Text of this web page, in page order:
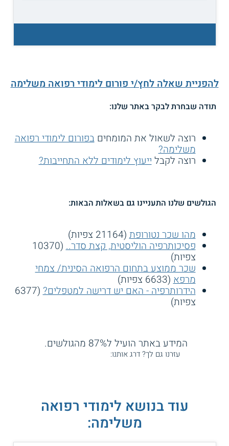
להפניית שאלה לחץ/י פורום לימודי רפואה משלימה
תודה שבחרת לבקר באתר שלנו:
רוצה לשאול את המומחיםבפורום לימודי רפואה
משלימה?
רוצה לקבלייעוץ לימודים ללא התחייבות?
הגולשים שלנו התעניינו גם בשאלות הבאות:
מהו שכר נטורופת(21164 צפיות)
פסיכותרפיה הוליסטית, קצת סדר.. (10370
צפיות)
שכר ממוצע בתחום הרפואה הסינית/ צמחי
מרפא(6633 צפיות)
הידרותרפיה - האם יש דרישה למטפלים? (6377
צפיות)
המידע באתר הועיל ל87% מהגולשים.
עזרנו גם לך? דרג אותנו:
עוד בנושא לימודי רפואה
משלימה: